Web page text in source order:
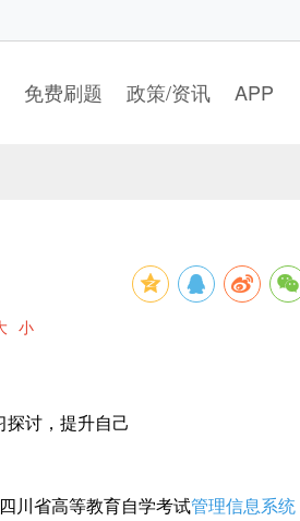
免费刷题 政策/资讯 APP
小
探讨，提升自己
川省高等教育自学考试管理信息系统